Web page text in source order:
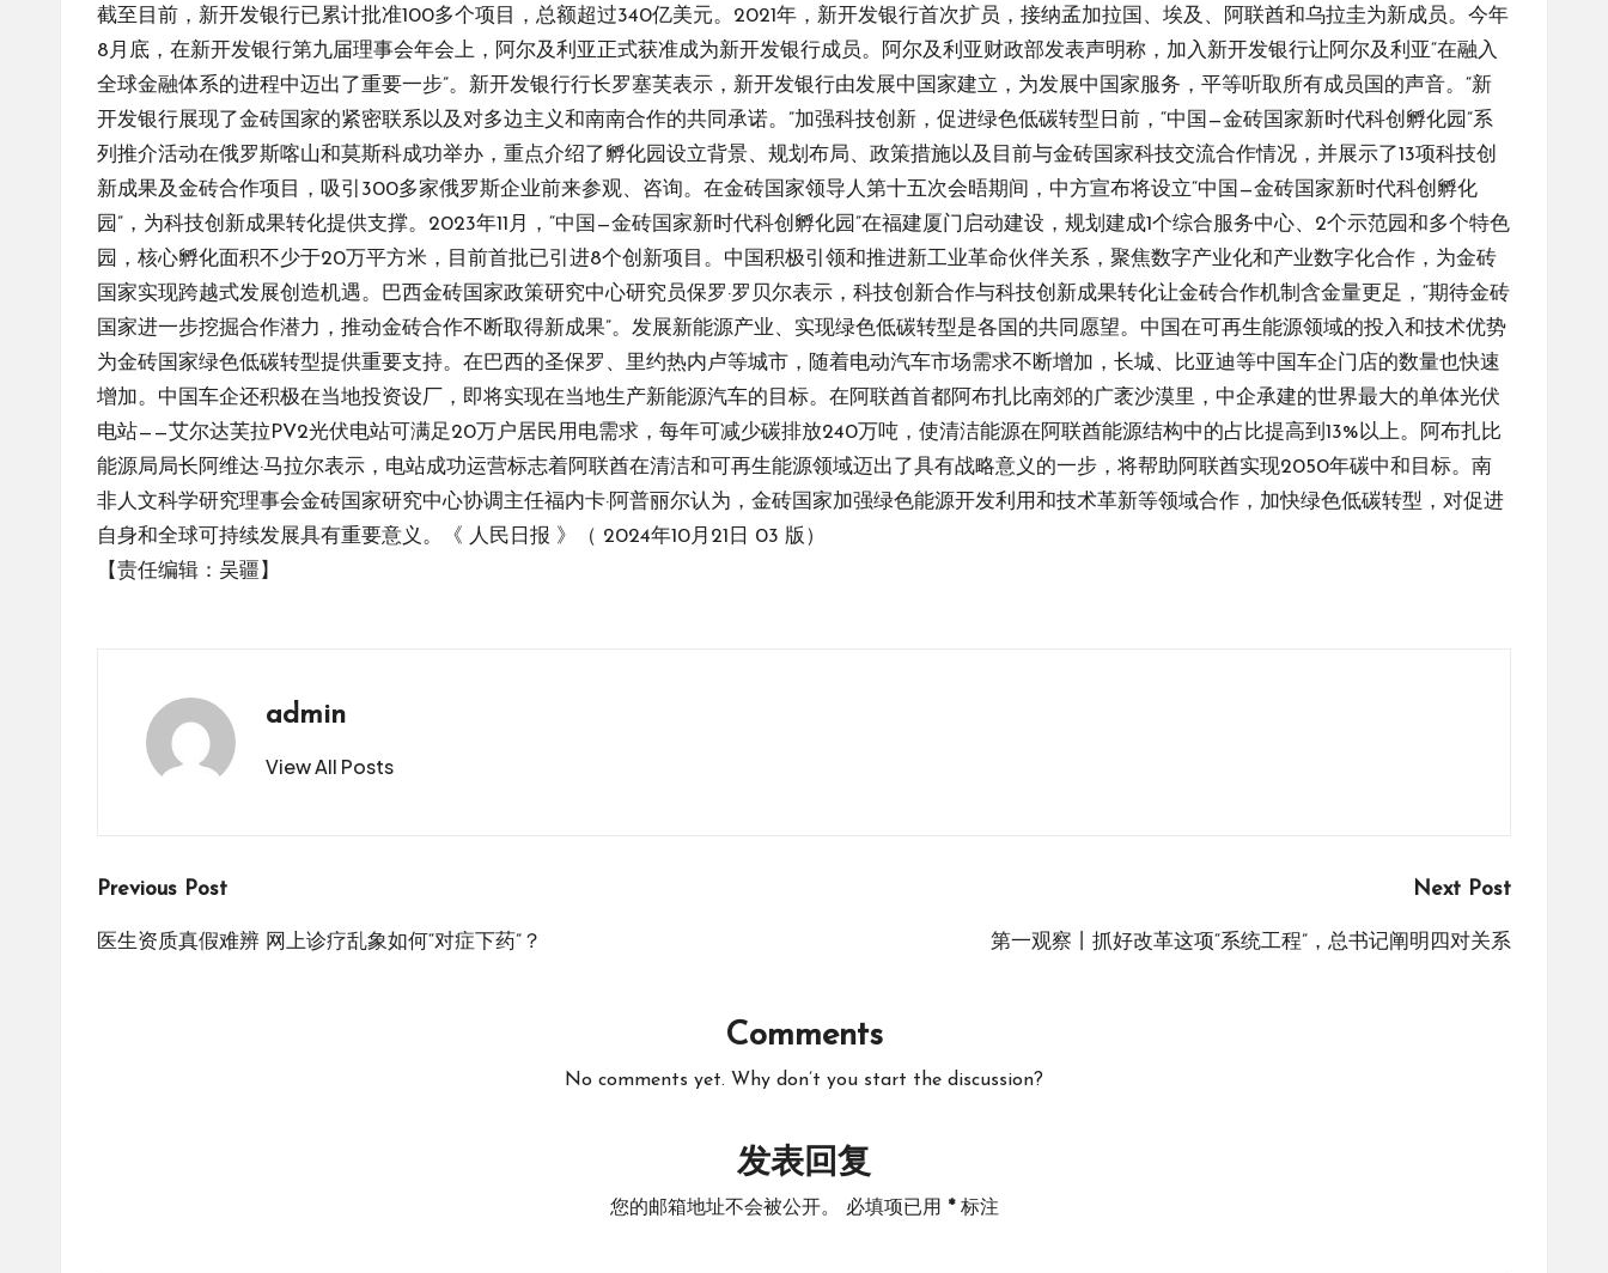
截至目前，新开发银行已累计批准100多个项目，总额超过340亿美元。2021年，新开发银行首次扩员，接纳孟加拉国、埃及、阿联酋和乌拉圭为新成员。今年
8月底，在新开发银行第九届理事会年会上，阿尔及利亚正式获准成为新开发银行成员。阿尔及利亚财政部发表声明称，加入新开发银行让阿尔及利亚“在融入
全球金融体系的进程中迈出了重要一步”。新开发银行行长罗塞芙表示，新开发银行由发展中国家建立，为发展中国家服务，平等听取所有成员国的声音。“新
开发银行展现了金砖国家的紧密联系以及对多边主义和南南合作的共同承诺。”加强科技创新，促进绿色低碳转型日前，“中国—金砖国家新时代科创孵化园”系
列推介活动在俄罗斯喀山和莫斯科成功举办，重点介绍了孵化园设立背景、规划布局、政策措施以及目前与金砖国家科技交流合作情况，并展示了13项科技创
新成果及金砖合作项目，吸引300多家俄罗斯企业前来参观、咨询。在金砖国家领导人第十五次会晤期间，中方宣布将设立“中国—金砖国家新时代科创孵化
园”，为科技创新成果转化提供支撑。2023年11月，“中国—金砖国家新时代科创孵化园”在福建厦门启动建设，规划建成1个综合服务中心、2个示范园和多个特色
园，核心孵化面积不少于20万平方米，目前首批已引进8个创新项目。中国积极引领和推进新工业革命伙伴关系，聚焦数字产业化和产业数字化合作，为金砖
国家实现跨越式发展创造机遇。巴西金砖国家政策研究中心研究员保罗·罗贝尔表示，科技创新合作与科技创新成果转化让金砖合作机制含金量更足，“期待金砖
国家进一步挖掘合作潜力，推动金砖合作不断取得新成果”。发展新能源产业、实现绿色低碳转型是各国的共同愿望。中国在可再生能源领域的投入和技术优势
为金砖国家绿色低碳转型提供重要支持。在巴西的圣保罗、里约热内卢等城市，随着电动汽车市场需求不断增加，长城、比亚迪等中国车企门店的数量也快速
增加。中国车企还积极在当地投资设厂，即将实现在当地生产新能源汽车的目标。在阿联酋首都阿布扎比南郊的广袤沙漠里，中企承建的世界最大的单体光伏
电站——艾尔达芙拉PV2光伏电站可满足20万户居民用电需求，每年可减少碳排放240万吨，使清洁能源在阿联酋能源结构中的占比提高到13%以上。阿布扎比
能源局局长阿维达·马拉尔表示，电站成功运营标志着阿联酋在清洁和可再生能源领域迈出了具有战略意义的一步，将帮助阿联酋实现2050年碳中和目标。南
非人文科学研究理事会金砖国家研究中心协调主任福内卡·阿普丽尔认为，金砖国家加强绿色能源开发利用和技术革新等领域合作，加快绿色低碳转型，对促进
自身和全球可持续发展具有重要意义。《 人民日报 》（ 2024年10月21日 03 版）
【责任编辑：吴疆】
admin
View All Posts
Post
navigation
Previous Post
医生资质真假难辨 网上诊疗乱象如何“对症下药”？
Next Post
第一观察丨抓好改革这项“系统工程”，总书记阐明四对关系
Comments
No comments yet. Why don’t you start the discussion?
发表回复
您的邮箱地址不会被公开。 必填项已用 *标注